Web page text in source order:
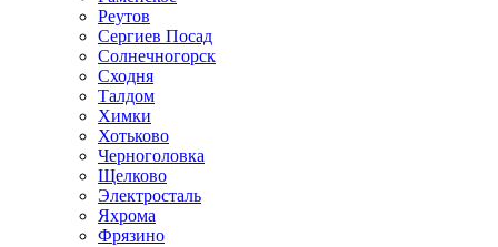
Реутов
Сергиев Посад
Солнечногорск
Сходня
Талдом
Химки
Хотьково
Черноголовка
Щелково
Электросталь
Яхрома
Фрязино